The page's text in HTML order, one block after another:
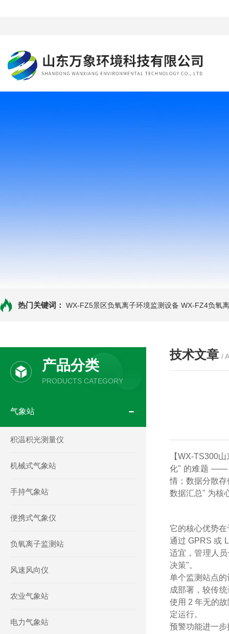
热门关键词： WX-FZ5景区负氧离子环境监测设备 WX-FZ4负氧
产品分类
PRODUCTS CATEGORY
气象站
积温积光测量仪
机械式气象站
手持气象站
便携式气象仪
负氧离子监测站
风速风向仪
农业气象站
电力气象站
技术文章 /
【WX-TS300
化" 的难题 ——
情；数据分散
数据汇总" 为核
它的核心优势
通过 GPRS 或
适宜，管理人
决策"。
单个监测站点
成部署，较传
使用 2 年无的
定运行。
预警功能进一